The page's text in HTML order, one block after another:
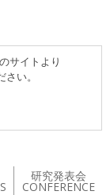
サイトより
い。
研究発表会
CONFERENCE